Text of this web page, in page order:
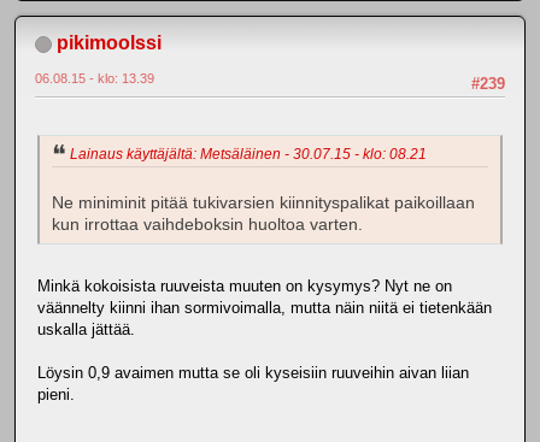
pikimoolssi
#239
06.08.15 - klo: 13.39
Lainaus käyttäjältä: Metsäläinen - 30.07.15 - klo: 08.21
Ne miniminit pitää tukivarsien kiinnityspalikat paikoillaan
kun irrottaa vaihdeboksin huoltoa varten.
Minkä kokoisista ruuveista muuten on kysymys? Nyt ne on
väännelty kiinni ihan sormivoimalla, mutta näin niitä ei tietenkään
uskalla jättää.
Löysin 0,9 avaimen mutta se oli kyseisiin ruuveihin aivan liian
pieni.